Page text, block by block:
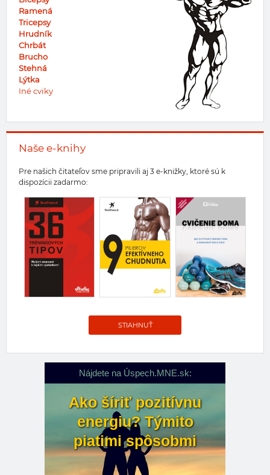
Ramená
Tricepsy
Hrudník
Chrbát
Brucho
Stehná
Lýtka
Iné cviky
Naše e-knihy
Pre našich čitateľov sme pripravili aj 3 e-knižky, ktoré sú k
dispozícii zadarmo:
STIAHNUŤ